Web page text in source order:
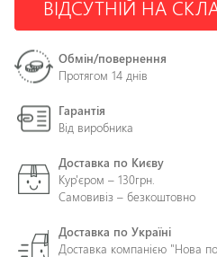
ВІДСУТНІЙ НА
Обмін/повернення
Протягом 14 днів
Гарантія
Від виробника
Доставка по Києву
Кур'єром – 130грн.
Самовивіз – безкоштовно
Доставка по Україні
Доставка компанією "Нова